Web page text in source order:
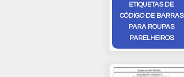
ETIQUETAS DE
CÓDIGO DE BARRAS
PARA ROUPAS
PARELHEIROS